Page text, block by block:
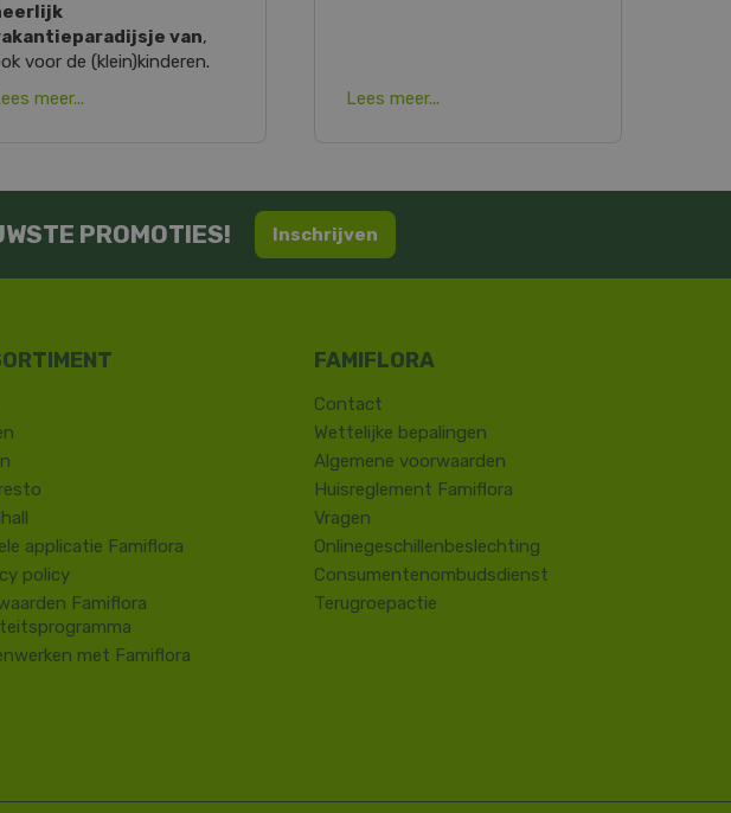
van,
voor de (klein)kinderen.
meer...
Lees meer...
PROMOTIES! Inschrijven
applicatie Famiflora
policy
Famiflora
met Famiflora
Contact
​Wettelijke bepalingen
Algemene voorwaarden
Huisreglement Famiflora
Vragen
Onlinegeschillenbeslechting
Consumentenombudsdienst
Terugroepactie